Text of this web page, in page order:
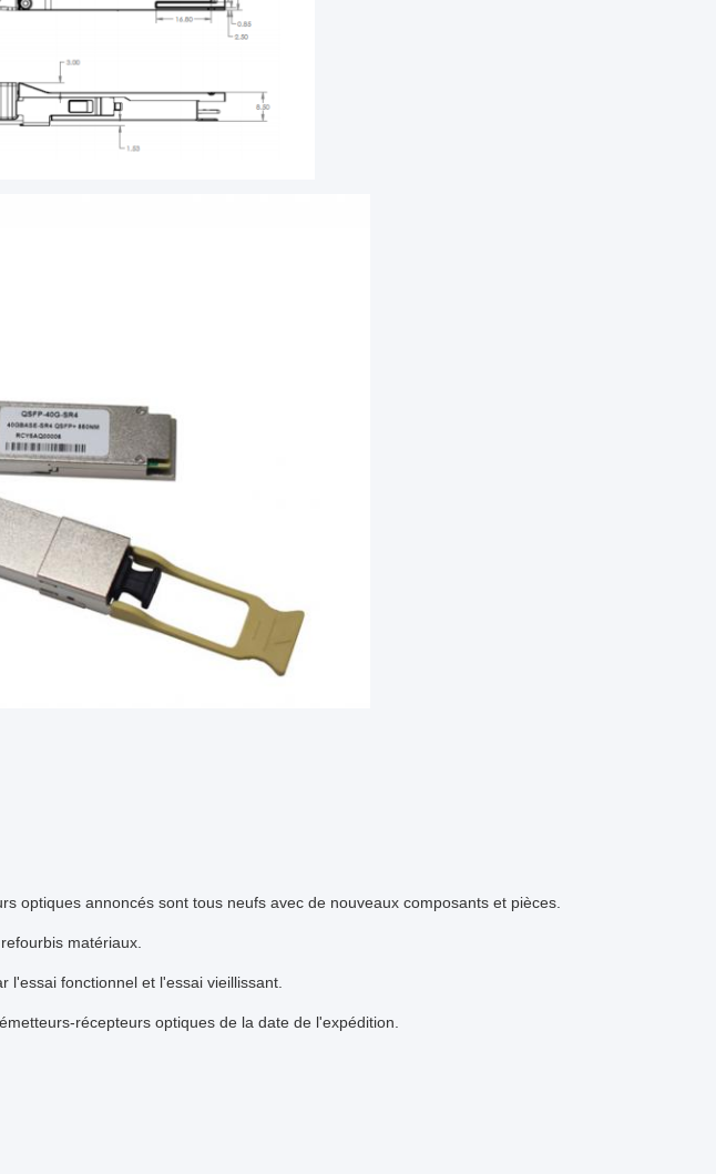
optiques annoncés sont tous neufs avec de nouveaux composants et pièces.
matériaux.
l'essai fonctionnel et l'essai vieillissant.
récepteurs optiques de la date de l'expédition.